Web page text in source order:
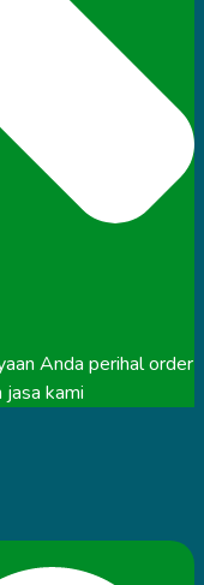
Anda perihal order
jasa kami